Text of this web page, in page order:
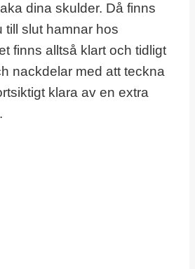
dina skulder. Då finns
till slut hamnar hos
finns alltså klart och tidligt
nackdelar med att teckna
klara av en extra